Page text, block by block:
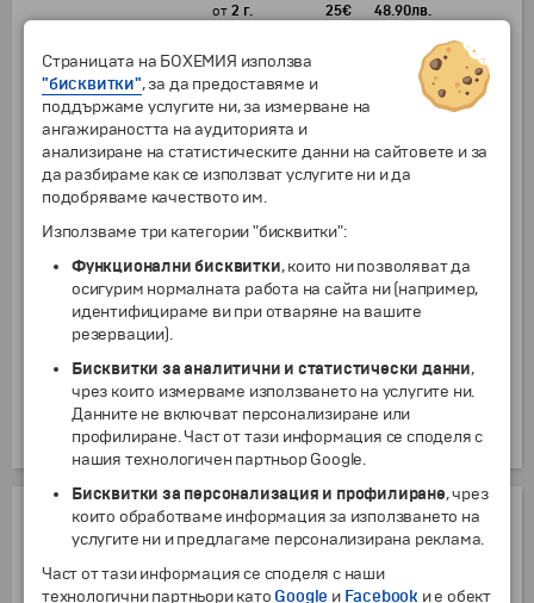
от 2 г. 25€ 48.90лв.
Специална услуга: Нощувка в хотел "Хемус" *** преди отпътуване
(цена на турист при настаняване в единична стая без закуска)
от2 г.
лв.
Чекиран багаж до 10 кг на човек (в двете посоки) - цената подлежи
на допълнително потвърждение към момента на заявяване
от2 г. 62€ 121.26лв.
Чекиран багаж до 20 кг на човек (в двете посоки) - цената
подлежи на допълнително потвърждение към момента на
заявяване
Доплащане за съседни места в самолета (отиване и връщане ) - на
турист (подлежи на потвърждение)
2 г.
допълнителен багаж на колелца с максимален размер 55 x 40 x 23
cm в допълнение към включения в цената ръчен багаж, на турист в
двете посоки - услугата подлежи на допълнително потвърждение
от2 г. 70€ 136.91лв.
ОТСТЪПКИ
стая с двама родители
Страницата на БОХЕМИЯ използва
"бисквитки", за да предоставяме и
поддържаме услугите ни, за измерване на
ангажираността на аудиторията и
анализиране на статистическите данни на сайтовете и за
да разбираме как се използват услугите ни и да
подобряваме качеството им.
Използваме три категории "бисквитки":
Функционални бисквитки, които ни позволяват да
осигурим нормалната работа на сайта ни (например,
идентифицираме ви при отваряне на вашите
резервации).
Бисквитки за аналитични и статистически данни,
чрез които измерваме използването на услугите ни.
Данните не включват персонализиране или
профилиране. Част от тази информация се споделя с
нашия технологичен партньор Google.
Бисквитки за персонализация и профилиране, чрез
които обработваме информация за използването на
услугите ни и предлагаме персонализирана реклама.
Част от тази информация се споделя с наши
технологични партньори като Google и Facebook и е обект